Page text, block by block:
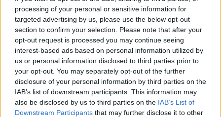
processing of your personal or sensitive information for
targeted advertising by us, please use the below opt-out
section to confirm your selection. Please note that after your
opt-out request is processed you may continue seeing
interest-based ads based on personal information utilized by
us or personal information disclosed to third parties prior to
your opt-out. You may separately opt-out of the further
disclosure of your personal information by third parties on the
IAB’s list of downstream participants. This information may
also be disclosed by us to third parties on the IAB’s List of
Downstream Participants that may further disclose it to other